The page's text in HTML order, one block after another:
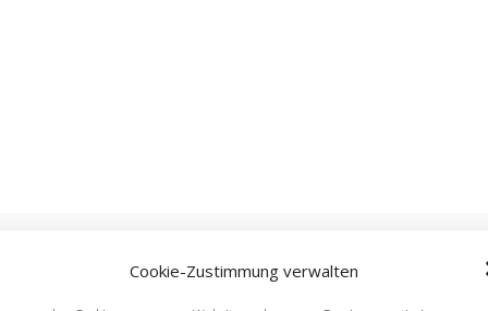
Cookie-Zustimmung verwalten